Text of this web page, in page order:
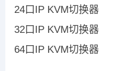
24口IP KVM切换器
32口IP KVM切换器
64口IP KVM切换器